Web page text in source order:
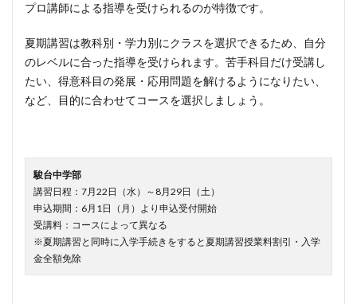
プロ講師による指導を受けられるのが特徴です。
夏期講習は教科別・学力別にクラスを選択できるため、自分
のレベルに合った指導を受けられます。苦手科目だけ受講し
たい、得意科目の発展・応用問題を解けるようになりたい、
など、目的に合わせてコースを選択しましょう。
駿台中学部
講習日程：7月22日（水）～8月29日（土）
申込期間：6月1日（月）より申込受付開始
受講料：コースによって異なる
※夏期講習と同時に入学手続きをすると夏期講習授業料割引・入学
金全額免除